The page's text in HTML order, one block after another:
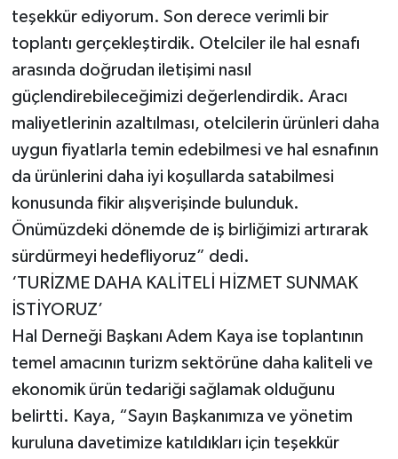
teşekkür ediyorum. Son derece verimli bir
toplantı gerçekleştirdik. Otelciler ile hal esnafı
arasında doğrudan iletişimi nasıl
güçlendirebileceğimizi değerlendirdik. Aracı
maliyetlerinin azaltılması, otelcilerin ürünleri daha
uygun fiyatlarla temin edebilmesi ve hal esnafının
da ürünlerini daha iyi koşullarda satabilmesi
konusunda fikir alışverişinde bulunduk.
Önümüzdeki dönemde de iş birliğimizi artırarak
sürdürmeyi hedefliyoruz” dedi.
‘TURİZME DAHA KALİTELİ HİZMET SUNMAK
İSTİYORUZ’
Hal Derneği Başkanı Adem Kaya ise toplantının
temel amacının turizm sektörüne daha kaliteli ve
ekonomik ürün tedariği sağlamak olduğunu
belirtti. Kaya, “Sayın Başkanımıza ve yönetim
kuruluna davetimize katıldıkları için teşekkür